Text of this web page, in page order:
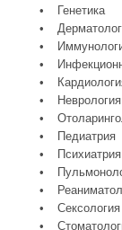
•
Генетика
•
•
•
•
•
•
•
Педиатрия
•
•
•
•
Сексология
•